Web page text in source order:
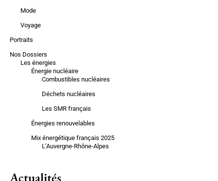
Mode
Voyage
Portraits
Nos Dossiers
Les énergies
Énergie nucléaire
Combustibles nucléaires
Déchets nucléaires
Les SMR français
Énergies renouvelables
Mix énergétique français 2025
L’Auvergne-Rhône-Alpes
Actualités